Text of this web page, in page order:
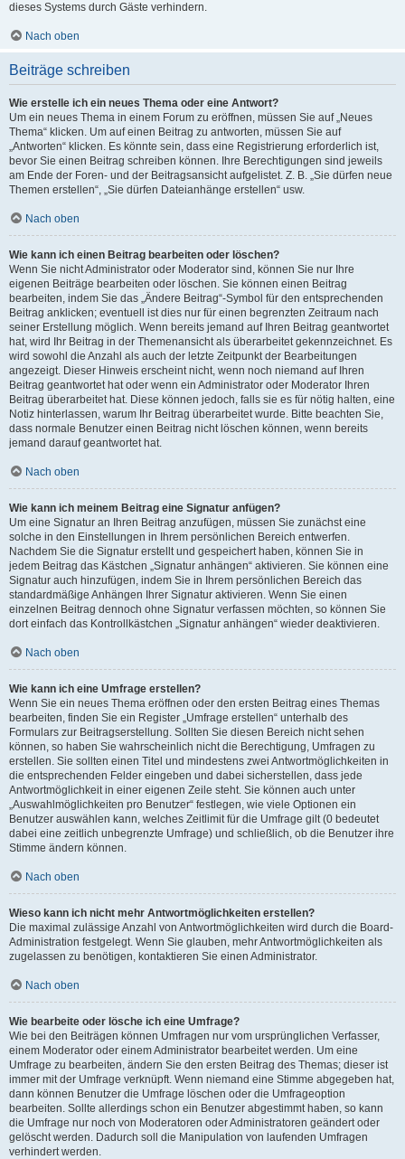
dieses Systems durch Gäste verhindern.
Nach oben
Beiträge schreiben
Wie erstelle ich ein neues Thema oder eine Antwort?
Um ein neues Thema in einem Forum zu eröffnen, müssen Sie auf „Neues
Thema“ klicken. Um auf einen Beitrag zu antworten, müssen Sie auf
„Antworten“ klicken. Es könnte sein, dass eine Registrierung erforderlich ist,
bevor Sie einen Beitrag schreiben können. Ihre Berechtigungen sind jeweils
am Ende der Foren- und der Beitragsansicht aufgelistet. Z. B. „Sie dürfen neue
Themen erstellen“, „Sie dürfen Dateianhänge erstellen“ usw.
Nach oben
Wie kann ich einen Beitrag bearbeiten oder löschen?
Wenn Sie nicht Administrator oder Moderator sind, können Sie nur Ihre
eigenen Beiträge bearbeiten oder löschen. Sie können einen Beitrag
bearbeiten, indem Sie das „Ändere Beitrag“-Symbol für den entsprechenden
Beitrag anklicken; eventuell ist dies nur für einen begrenzten Zeitraum nach
seiner Erstellung möglich. Wenn bereits jemand auf Ihren Beitrag geantwortet
hat, wird Ihr Beitrag in der Themenansicht als überarbeitet gekennzeichnet. Es
wird sowohl die Anzahl als auch der letzte Zeitpunkt der Bearbeitungen
angezeigt. Dieser Hinweis erscheint nicht, wenn noch niemand auf Ihren
Beitrag geantwortet hat oder wenn ein Administrator oder Moderator Ihren
Beitrag überarbeitet hat. Diese können jedoch, falls sie es für nötig halten, eine
Notiz hinterlassen, warum Ihr Beitrag überarbeitet wurde. Bitte beachten Sie,
dass normale Benutzer einen Beitrag nicht löschen können, wenn bereits
jemand darauf geantwortet hat.
Nach oben
Wie kann ich meinem Beitrag eine Signatur anfügen?
Um eine Signatur an Ihren Beitrag anzufügen, müssen Sie zunächst eine
solche in den Einstellungen in Ihrem persönlichen Bereich entwerfen.
Nachdem Sie die Signatur erstellt und gespeichert haben, können Sie in
jedem Beitrag das Kästchen „Signatur anhängen“ aktivieren. Sie können eine
Signatur auch hinzufügen, indem Sie in Ihrem persönlichen Bereich das
standardmäßige Anhängen Ihrer Signatur aktivieren. Wenn Sie einen
einzelnen Beitrag dennoch ohne Signatur verfassen möchten, so können Sie
dort einfach das Kontrollkästchen „Signatur anhängen“ wieder deaktivieren.
Nach oben
Wie kann ich eine Umfrage erstellen?
Wenn Sie ein neues Thema eröffnen oder den ersten Beitrag eines Themas
bearbeiten, finden Sie ein Register „Umfrage erstellen“ unterhalb des
Formulars zur Beitragserstellung. Sollten Sie diesen Bereich nicht sehen
können, so haben Sie wahrscheinlich nicht die Berechtigung, Umfragen zu
erstellen. Sie sollten einen Titel und mindestens zwei Antwortmöglichkeiten in
die entsprechenden Felder eingeben und dabei sicherstellen, dass jede
Antwortmöglichkeit in einer eigenen Zeile steht. Sie können auch unter
„Auswahlmöglichkeiten pro Benutzer“ festlegen, wie viele Optionen ein
Benutzer auswählen kann, welches Zeitlimit für die Umfrage gilt (0 bedeutet
dabei eine zeitlich unbegrenzte Umfrage) und schließlich, ob die Benutzer ihre
Stimme ändern können.
Nach oben
Wieso kann ich nicht mehr Antwortmöglichkeiten erstellen?
Die maximal zulässige Anzahl von Antwortmöglichkeiten wird durch die Board-
Administration festgelegt. Wenn Sie glauben, mehr Antwortmöglichkeiten als
zugelassen zu benötigen, kontaktieren Sie einen Administrator.
Nach oben
Wie bearbeite oder lösche ich eine Umfrage?
Wie bei den Beiträgen können Umfragen nur vom ursprünglichen Verfasser,
einem Moderator oder einem Administrator bearbeitet werden. Um eine
Umfrage zu bearbeiten, ändern Sie den ersten Beitrag des Themas; dieser ist
immer mit der Umfrage verknüpft. Wenn niemand eine Stimme abgegeben hat,
dann können Benutzer die Umfrage löschen oder die Umfrageoption
bearbeiten. Sollte allerdings schon ein Benutzer abgestimmt haben, so kann
die Umfrage nur noch von Moderatoren oder Administratoren geändert oder
gelöscht werden. Dadurch soll die Manipulation von laufenden Umfragen
verhindert werden.